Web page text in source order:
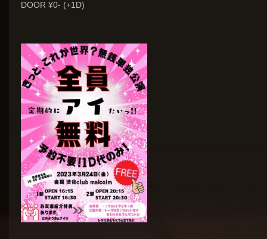
DOOR ¥0- (+1D)